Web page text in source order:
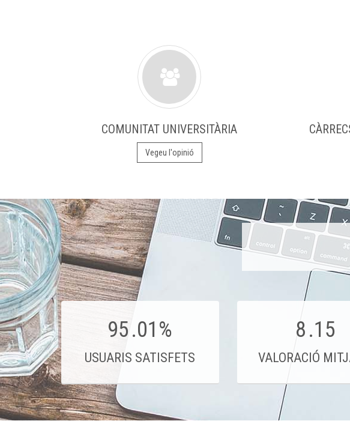
COMUNITAT UNIVERSITÀRIA
Vegeu l'opinió
95.01%
USUARIS SATISFETS
8.15
VALORACIÓ